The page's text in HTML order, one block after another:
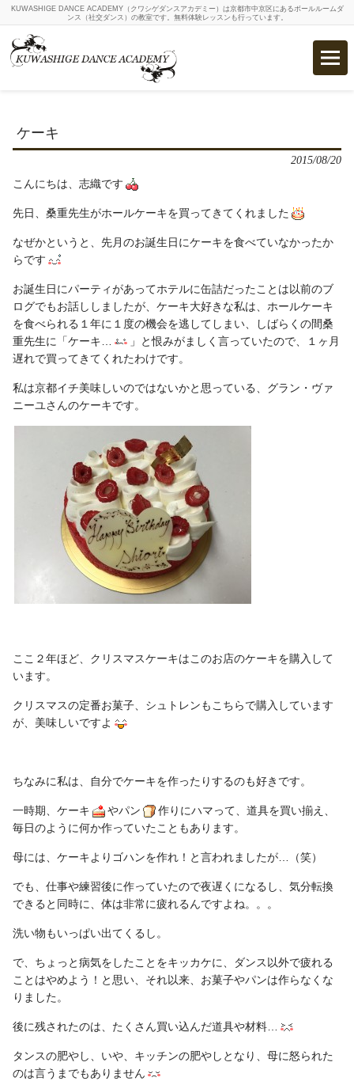
KUWASHIGE DANCE ACADEMY（クワシゲダンスアカデミー）は京都市中京区にあるボールルームダ
ンス（社交ダンス）の教室です。無料体験レッスンも行っています。
ケーキ
2015/08/20
こんにちは、志織です
先日、桑重先生がホールケーキを買ってきてくれました
なぜかというと、先月のお誕生日にケーキを食べていなかったか
らです
お誕生日にパーティがあってホテルに缶詰だったことは以前のブ
ログでもお話ししましたが、ケーキ大好きな私は、ホールケーキ
を食べられる１年に１度の機会を逃してしまい、しばらくの間桑
重先生に「ケーキ…
」と恨みがましく言っていたので、１ヶ月
遅れで買ってきてくれたわけです。
私は京都イチ美味しいのではないかと思っている、グラン・ヴァ
ニーユさんのケーキです。
ここ２年ほど、クリスマスケーキはこのお店のケーキを購入して
います。
クリスマスの定番お菓子、シュトレンもこちらで購入しています
が、美味しいですよ
ちなみに私は、自分でケーキを作ったりするのも好きです。
一時期、ケーキ やパン
作りにハマって、道具を買い揃え、
毎日のように何か作っていたこともあります。
母には、ケーキよりゴハンを作れ！と言われましたが…（笑）
でも、仕事や練習後に作っていたので夜遅くになるし、気分転換
できると同時に、体は非常に疲れるんですよね。。。
洗い物もいっぱい出てくるし。
で、ちょっと病気をしたことをキッカケに、ダンス以外で疲れる
ことはやめよう！と思い、それ以来、お菓子やパンは作らなくな
りました。
後に残されたのは、たくさん買い込んだ道具や材料…
タンスの肥やし、いや、キッチンの肥やしとなり、母に怒られた
のは言うまでもありません